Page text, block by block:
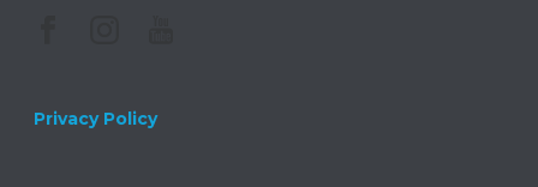
Privacy Policy